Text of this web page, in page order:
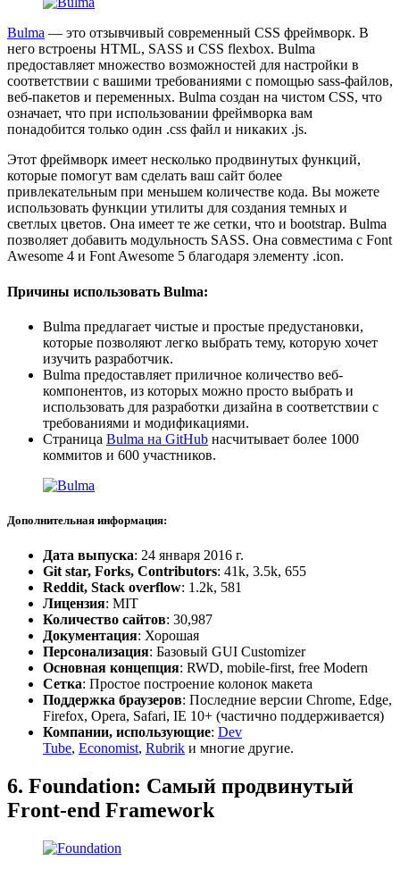
Bulma — это отзывчивый современный CSS фреймворк. В
него встроены HTML, SASS и CSS flexbox. Bulma
предоставляет множество возможностей для настройки в
соответствии с вашими требованиями с помощью sass-файлов,
веб-пакетов и переменных. Bulma создан на чистом CSS, что
означает, что при использовании фреймворка вам
понадобится только один .css файл и никаких .js.
Этот фреймворк имеет несколько продвинутых функций,
которые помогут вам сделать ваш сайт более
привлекательным при меньшем количестве кода. Вы можете
использовать функции утилиты для создания темных и
светлых цветов. Она имеет те же сетки, что и bootstrap. Bulma
позволяет добавить модульность SASS. Она совместима с Font
Awesome 4 и Font Awesome 5 благодаря элементу .icon.
Причины использовать Bulma:
Bulma предлагает чистые и простые предустановки,
которые позволяют легко выбрать тему, которую хочет
изучить разработчик.
Bulma предоставляет приличное количество веб-
компонентов, из которых можно просто выбрать и
использовать для разработки дизайна в соответствии с
требованиями и модификациями.
Страница Bulma на GitHub насчитывает более 1000
коммитов и 600 участников.
Дополнительная информация:
Дата выпуска: 24 января 2016 г.
Git star, Forks, Contributors: 41k, 3.5k, 655
Reddit, Stack overflow: 1.2k, 581
Лицензия: MIT
Количество сайтов: 30,987
Документация: Хорошая
Персонализация: Базовый GUI Customizer
Основная концепция: RWD, mobile-first, free Modern
Сетка: Простое построение колонок макета
Поддержка браузеров: Последние версии Chrome, Edge,
Firefox, Opera, Safari, IE 10+ (частично поддерживается)
Компании, использующие: Dev
Tube, Economist, Rubrik и многие другие.
6. Foundation: Самый продвинутый
Front-end Framework